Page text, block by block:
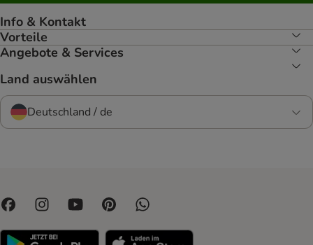
Info & Kontakt
Vorteile
Angebote & Services
Land auswählen
Deutschland / de